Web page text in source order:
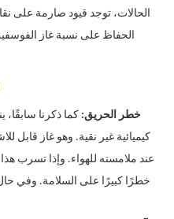
الحالات، توجد قيود صارمة على
خطر الحريق: كما ذكرنا سابقًا،
كيميائية غير نقية. وهو غاز قابل
عند ملامسته للهواء. وإذا تسرب
خطرًا كبيرًا على السلامة. وفي